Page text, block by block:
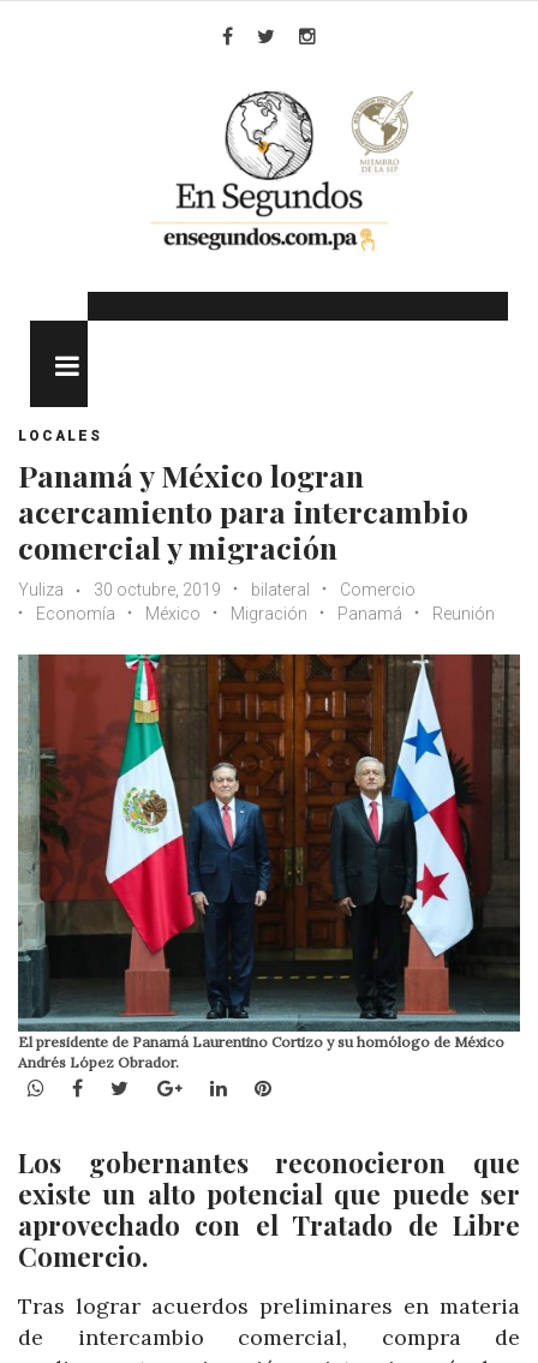
LOCALES
Panamá y México logran
acercamiento para intercambio
comercial y migración
Yuliza 30 octubre, 2019 bilateral
Comercio
Economía
México Migración Panamá Reunión
El presidente de Panamá Laurentino Cortizo y su homólogo de México
Andrés López Obrador.
WhatsApp
Facebook
TwitterGoogle+LinkedInPinterest
Los gobernantes reconocieron que
existe un alto potencial que puede ser
aprovechado con el Tratado de Libre
Comercio.
Tras lograr acuerdos preliminares en materia
de intercambio comercial, compra de